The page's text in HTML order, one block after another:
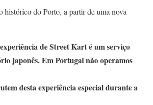
histórico do Porto, a partir de uma nova
de Street Kart é um serviço
japonês. Em Portugal não operamos
desta experiência especial durante a